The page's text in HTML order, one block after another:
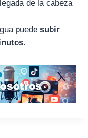
de la cabeza
puede subir
.